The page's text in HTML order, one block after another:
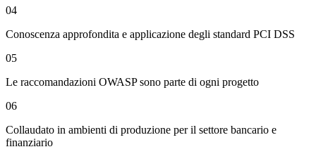
04
Conoscenza approfondita e applicazione degli standard PCI DSS
05
Le raccomandazioni OWASP sono parte di ogni progetto
06
Collaudato in ambienti di produzione per il settore bancario e
finanziario